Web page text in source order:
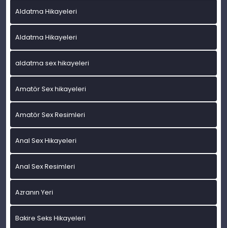
Aldatma Hikayeleri
Aldatma Hikayeleri
aldatma sex hikayeleri
Amatör Sex hikayeleri
Amatör Sex Resimleri
Anal Sex Hikayeleri
Anal Sex Resimleri
Azranın Yeri
Bakire Seks Hikayeleri